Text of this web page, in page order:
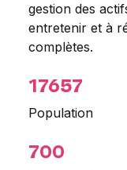
gestion des
entretenir et à
complètes.
17657
Population
700